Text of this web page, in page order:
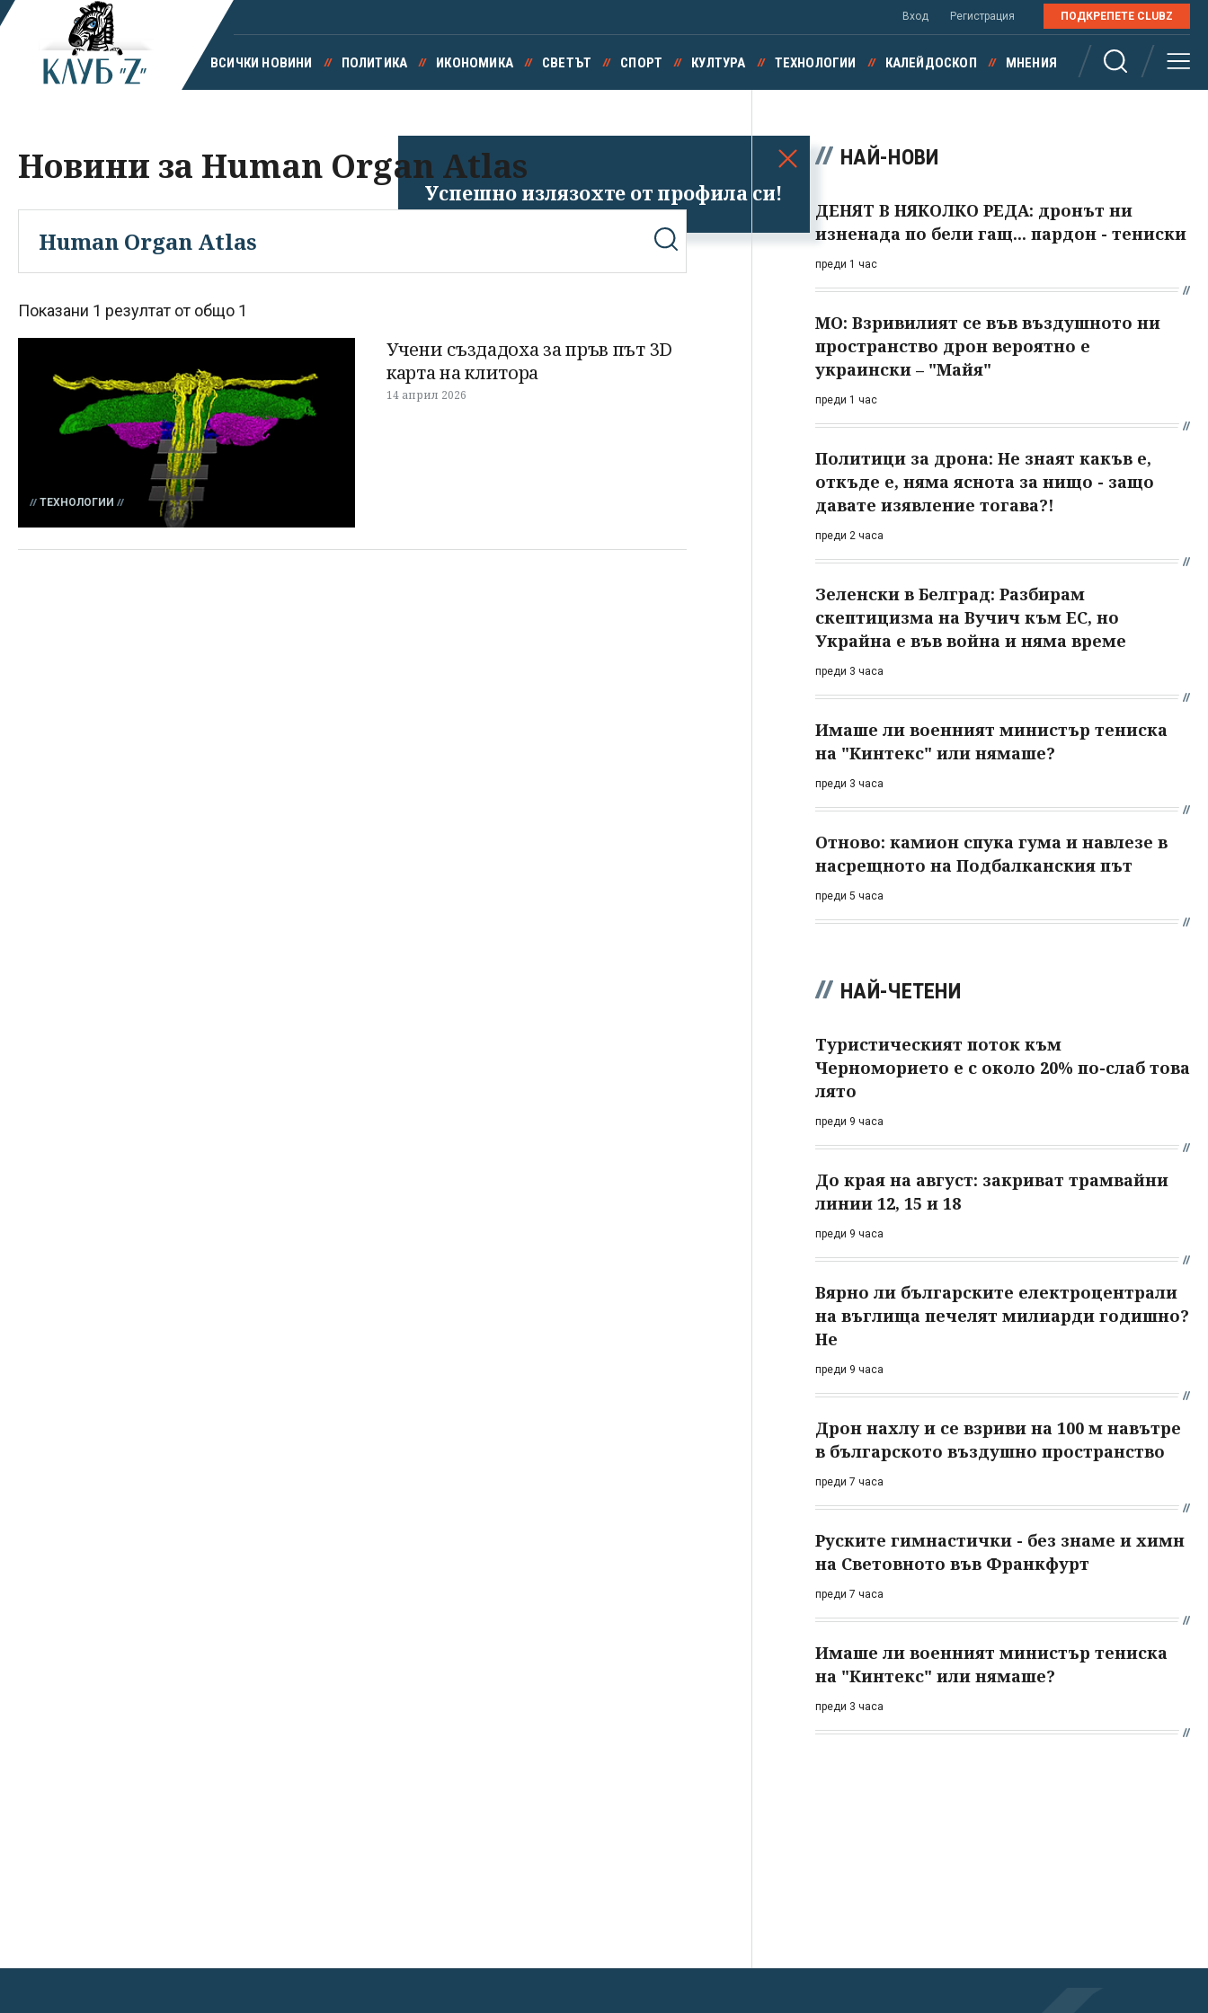
Успешно излязохте от профила си!
Вход Регистрация ПОДКРЕПЕТЕ CLUBZ
ВСИЧКИ НОВИНИ ПОЛИТИКА ИКОНОМИКА СВЕТЪТ СПОРТ КУЛТУРА ТЕХНОЛОГИИ КАЛЕЙДОСКОП МНЕНИЯ
Новини за Human Organ Atlas
Показани 1 резултат от общо 1
ТЕХНОЛОГИИ
Учени създадоха за пръв път 3D
карта на клитора
14 април 2026
НАЙ-НОВИ
ДЕНЯТ В НЯКОЛКО РЕДА: дронът ни
изненада по бели гащ... пардон - тениски
преди 1 час
МО: Взривилият се във въздушното ни
пространство дрон вероятно е
украински – "Майя"
преди 1 час
Политици за дрона: Не знаят какъв е,
откъде е, няма яснота за нищо - защо
давате изявление тогава?!
преди 2 часа
Зеленски в Белград: Разбирам
скептицизма на Вучич към ЕС, но
Украйна е във война и няма време
преди 3 часа
Имаше ли военният министър тениска
на "Кинтекс" или нямаше?
преди 3 часа
Отново: камион спука гума и навлезе в
насрещното на Подбалканския път
преди 5 часа
НАЙ-ЧЕТЕНИ
Туристическият поток към
Черноморието е с около 20% по-слаб това
лято
преди 9 часа
До края на август: закриват трамвайни
линии 12, 15 и 18
преди 9 часа
Вярно ли българските електроцентрали
на въглища печелят милиарди годишно?
Не
преди 9 часа
Дрон нахлу и се взриви на 100 м навътре
в българското въздушно пространство
преди 7 часа
Руските гимнастички - без знаме и химн
на Световното във Франкфурт
преди 7 часа
Имаше ли военният министър тениска
на "Кинтекс" или нямаше?
преди 3 часа